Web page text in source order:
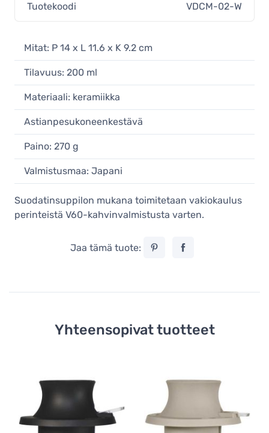
Tuotekoodi VDCM-02-W
Mitat: P 14 x L 11.6 x K 9.2 cm
Tilavuus: 200 ml
Materiaali: keramiikka
Astianpesukoneenkestävä
Paino: 270 g
Valmistusmaa: Japani
Suodatinsuppilon mukana toimitetaan vakiokaulus
perinteistä V60-kahvinvalmistusta varten.
Jaa tämä tuote:
Yhteensopivat tuotteet